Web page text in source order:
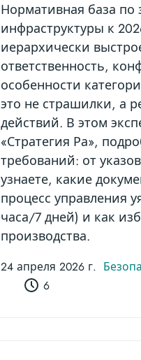
Нормативная база
инфраструктуры к
иерархически
ответственность,
особенности
это не страшилки, а
действий. В этом
«Стратегия Ра»,
требований: от
узнаете, какие
процесс управления
часа/7 дней) и как
производства.
24 апреля 2026 г.
6